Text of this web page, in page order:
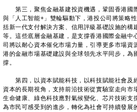
第三，聚焦金融基建投資機遇，鞏固香港國際
與「人工智能+」雙輪驅動下，港投公司將策略
括新一代支付解決方案、信用評級基礎設施的構
等。這些底層金融基建，是支撐香港國際金融中
司將以耐心資本催化市場力量，引導更多市場資
港的金融市場基礎建設與全球領先水平同步，為
撐。
第四，以資本賦能科技，以科技賦能社會及
資本的長期視角，支持前沿技術從實驗室走向市
生命健康、綠色科技應對氣候變化、芯片技術支
為市民可感受到的進步，轉化為社會可持續發展